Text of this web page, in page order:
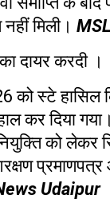
मिली।
दायर करदी ।
को स्टे हासिल
कर दिया गया।
को लेकर
प्रमाणपत्र
Udaipur